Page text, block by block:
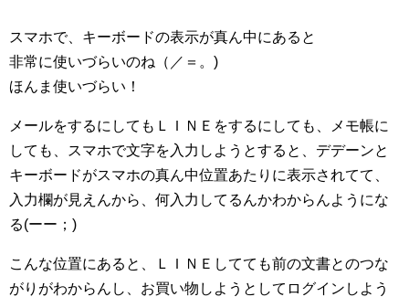
スマホで、キーボードの表示が真ん中にあると
非常に使いづらいのね（／＝。)
ほんま使いづらい！
メールをするにしてもＬＩＮＥをするにしても、メモ帳に
しても、スマホで文字を入力しようとすると、デデーンと
キーボードがスマホの真ん中位置あたりに表示されてて、
入力欄が見えんから、何入力してるんかわからんようにな
る(ーー；)
こんな位置にあると、ＬＩＮＥしてても前の文書とのつな
がりがわからんし、お買い物しようとしてログインしよう